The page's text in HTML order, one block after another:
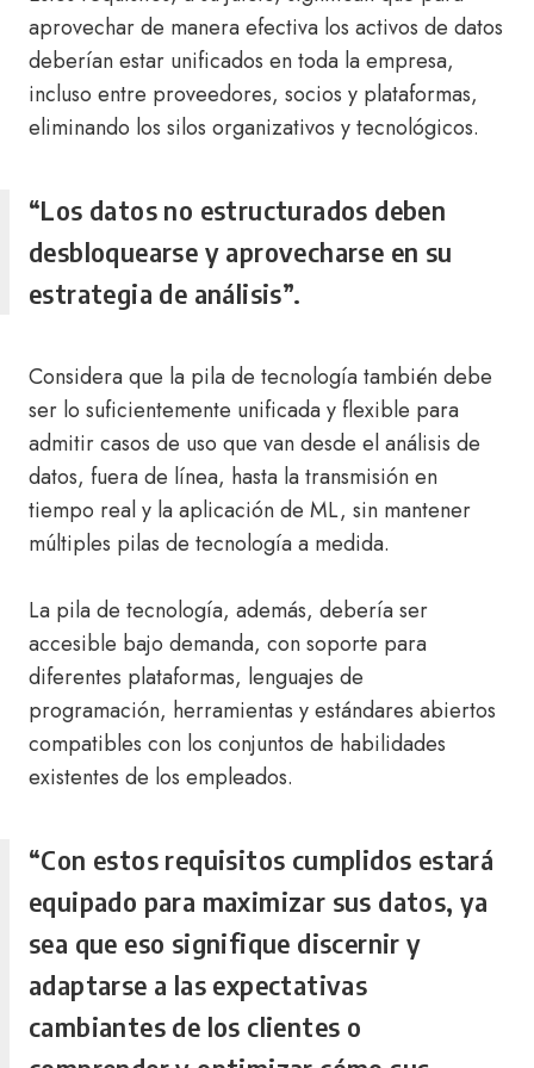
aprovechar de manera efectiva los activos de datos
deberían estar unificados en toda la empresa,
incluso entre proveedores, socios y plataformas,
eliminando los silos organizativos y tecnológicos.
“Los datos no estructurados deben
desbloquearse y aprovecharse en su
estrategia de análisis”.
Considera que la pila de tecnología también debe
ser lo suficientemente unificada y flexible para
admitir casos de uso que van desde el análisis de
datos, fuera de línea, hasta la transmisión en
tiempo real y la aplicación de ML, sin mantener
múltiples pilas de tecnología a medida.
La pila de tecnología, además, debería ser
accesible bajo demanda, con soporte para
diferentes plataformas, lenguajes de
programación, herramientas y estándares abiertos
compatibles con los conjuntos de habilidades
existentes de los empleados.
“Con estos requisitos cumplidos estará
equipado para maximizar sus datos, ya
sea que eso signifique discernir y
adaptarse a las expectativas
cambiantes de los clientes o